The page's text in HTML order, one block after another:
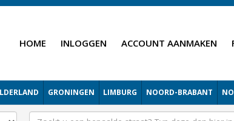
HOME INLOGGEN ACCOUNT AANMAKEN
GRONINGEN LIMBURG NOORD-BRABANT